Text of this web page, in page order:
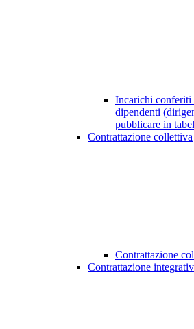
Incarichi conferiti
dipendenti
pubblicare in
Contrattazione collettiva
Contrattazione
Contrattazione